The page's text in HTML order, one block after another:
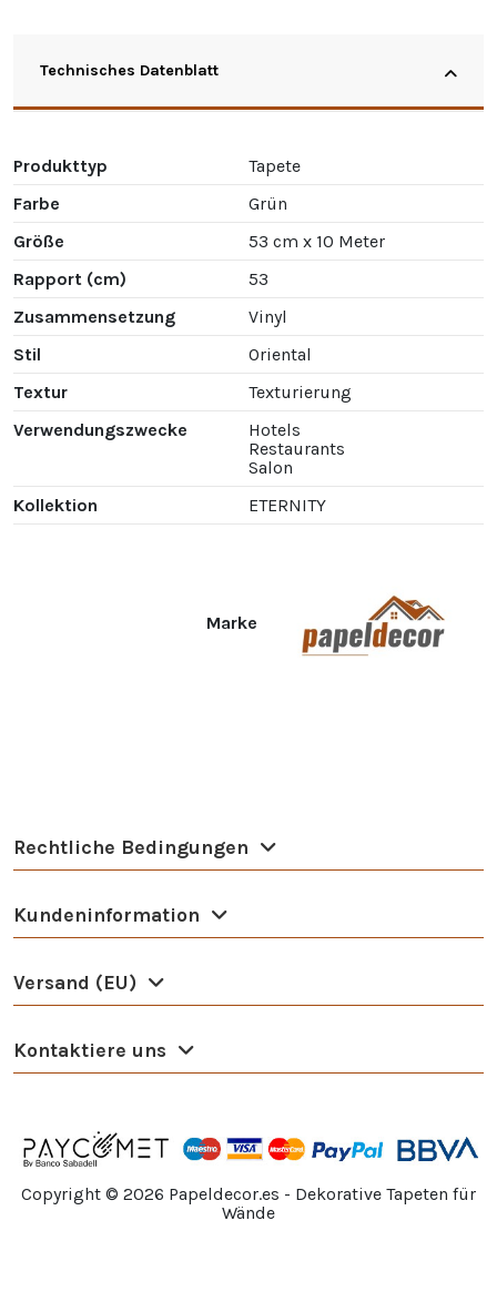
Technisches Datenblatt
Produkttyp
Tapete
Farbe
Grün
Größe
53 cm x 10 Meter
Rapport (cm)
53
Zusammensetzung
Vinyl
Stil
Oriental
Textur
Texturierung
Verwendungszwecke
Hotels
Restaurants
Salon
Kollektion
ETERNITY
Marke
Rechtliche Bedingungen
Kundeninformation
Versand (EU)
Kontaktiere uns
Copyright © 2026 Papeldecor.es - Dekorative Tapeten für
Wände